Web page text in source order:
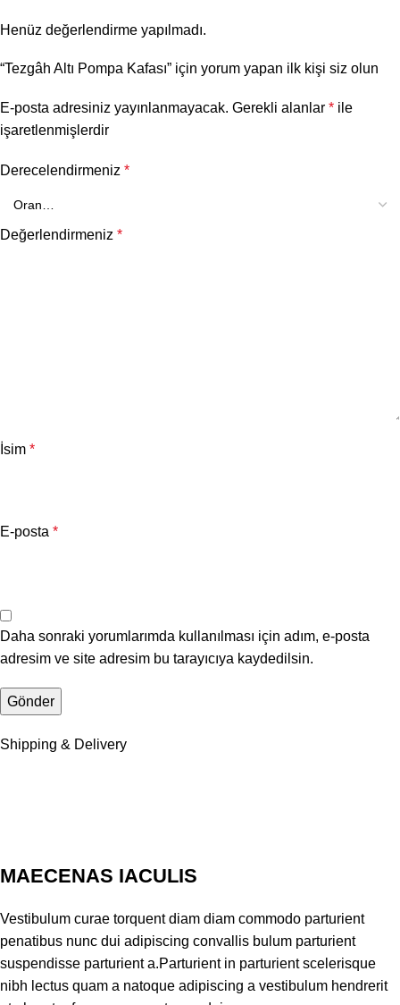
Henüz değerlendirme yapılmadı.
“Tezgâh Altı Pompa Kafası” için yorum yapan ilk kişi siz olun
E-posta adresiniz yayınlanmayacak. Gerekli alanlar * ile
işaretlenmişlerdir
Derecelendirmeniz *
Değerlendirmeniz *
İsim *
E-posta *
Daha sonraki yorumlarımda kullanılması için adım, e-posta
adresim ve site adresim bu tarayıcıya kaydedilsin.
Shipping & Delivery
MAECENAS IACULIS
Vestibulum curae torquent diam diam commodo parturient
penatibus nunc dui adipiscing convallis bulum parturient
suspendisse parturient a.Parturient in parturient scelerisque
nibh lectus quam a natoque adipiscing a vestibulum hendrerit